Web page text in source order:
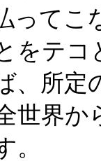
ってこ
をテ
、所定
世界
。